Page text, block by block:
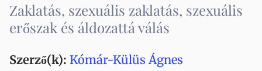
Zaklatás, szexuális zaklatás, szexuális
erőszak és áldozattá válás
Szerző(k): Kómár-Külüs Ágnes